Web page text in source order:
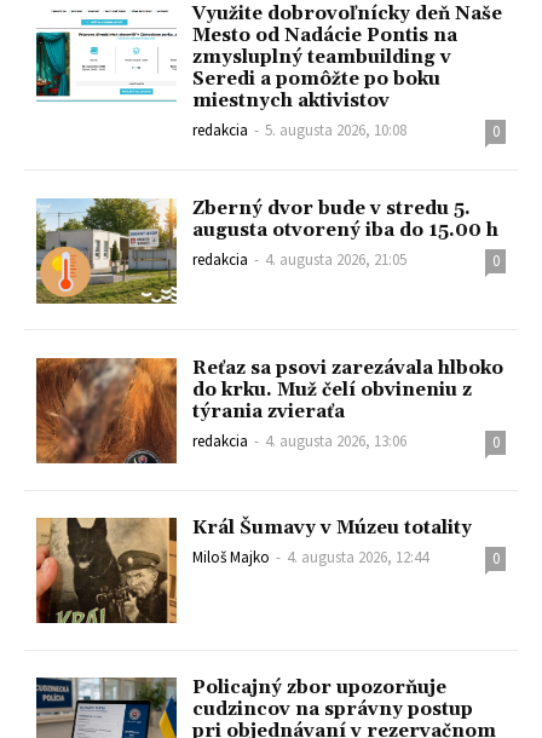
Využite dobrovoľnícky deň Naše
Mesto od Nadácie Pontis na
zmysluplný teambuilding v
Seredi a pomôžte po boku
miestnych aktivistov
redakcia - 5. augusta 2026, 10:08 0
Zberný dvor bude v stredu 5.
augusta otvorený iba do 15.00 h
redakcia - 4. augusta 2026, 21:05 0
Reťaz sa psovi zarezávala hlboko
do krku. Muž čelí obvineniu z
týrania zvieraťa
redakcia - 4. augusta 2026, 13:06 0
Král Šumavy v Múzeu totality
Miloš Majko - 4. augusta 2026, 12:44 0
Policajný zbor upozorňuje
cudzincov na správny postup
pri objednávaní v rezervačnom